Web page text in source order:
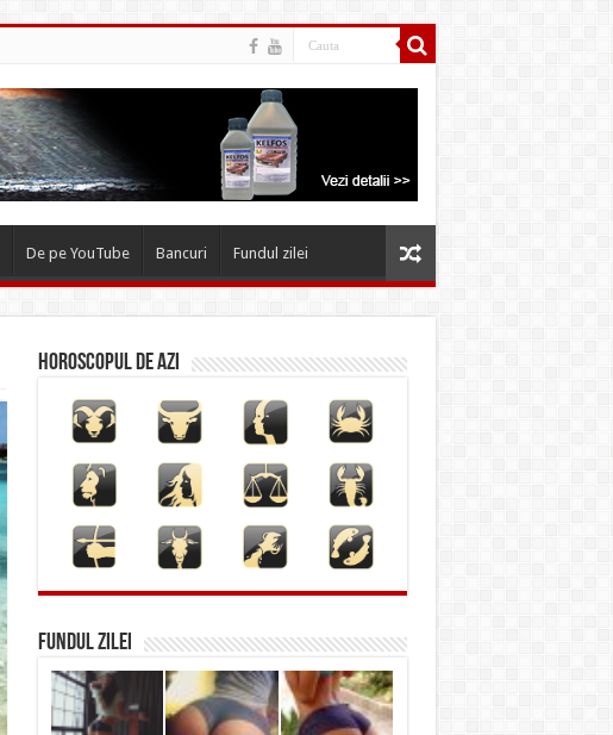
De pe YouTube Bancuri Fundul zilei
Horoscopul de azi
FUNDUL ZILEI